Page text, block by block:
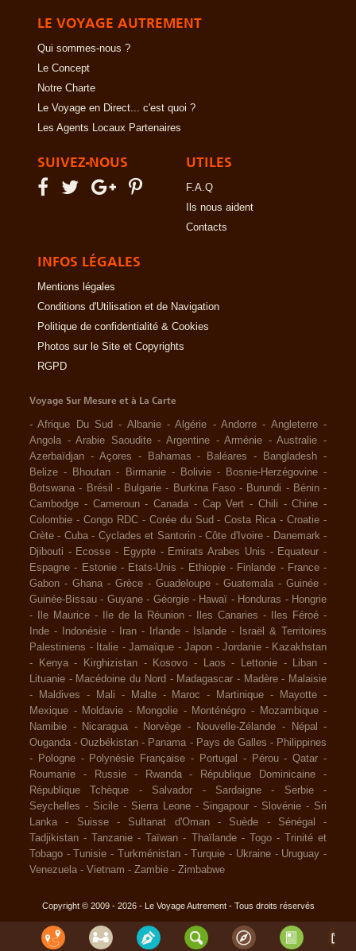
LE VOYAGE AUTREMENT
Qui sommes-nous ?
Le Concept
Notre Charte
Le Voyage en Direct... c'est quoi ?
Les Agents Locaux Partenaires
SUIVEZ-NOUS UTILES
F.A.Q
Ils nous aident
Contacts
INFOS LÉGALES
Mentions légales
Conditions d'Utilisation et de Navigation
Politique de confidentialité & Cookies
Photos sur le Site et Copyrights
RGPD
Voyage Sur Mesure et à La Carte
-Afrique Du Sud - Albanie -Algérie -Andorre - Angleterre -
Angola -Arabie Saoudite -Argentine -Arménie -Australie -
Azerbaïdjan - Açores - Bahamas - Baléares - Bangladesh -
Belize - Bhoutan - Birmanie - Bolivie - Bosnie-Herzégovine -
Botswana - Brésil - Bulgarie - Burkina Faso - Burundi - Bénin -
Cambodge - Cameroun - Canada - Cap Vert - Chili -Chine -
Colombie - Congo RDC - Corée du Sud -Costa Rica -Croatie -
Crète - Cuba - Cyclades et Santorin -Côte d'Ivoire - Danemark -
Djibouti - Ecosse - Egypte - Emirats Arabes Unis - Equateur -
Espagne - Estonie - Etats-Unis - Ethiopie - Finlande - France -
Gabon - Ghana - Grèce - Guadeloupe - Guatemala - Guinée -
Guinée-Bissau - Guyane - Géorgie - Hawaï - Honduras - Hongrie
-
Ile Maurice - Ile de la Réunion - Iles Canaries - Iles Féroé -
Inde - Indonésie - Iran - Irlande - Islande -
Israël & Territoires
Palestiniens - Italie - Jamaïque - Japon - Jordanie - Kazakhstan
-
Kenya - Kirghizistan - Kosovo - Laos - Lettonie - Liban -
Lituanie - Macédoine du Nord - Madagascar - Madère - Malaisie
-
Maldives - Mali - Malte - Maroc - Martinique - Mayotte -
Mexique - Moldavie - Mongolie - Monténégro - Mozambique -
Namibie - Nicaragua - Norvège - Nouvelle-Zélande - Népal
-
Ouganda -Ouzbékistan - Panama - Pays de Galles - Philippines
-
Pologne - Polynésie Française - Portugal - Pérou -Qatar -
Roumanie
- Russie - Rwanda - République Dominicaine
-
République Tchèque
- Salvador - Sardaigne - Serbie
-
Seychelles - Sicile - Sierra Leone - Singapour - Slovénie - Sri
Lanka
- Suisse - Sultanat d'Oman - Suède - Sénégal
-
Tadjikistan -Tanzanie -Taïwan - Thaïlande - Togo - Trinité et
Tobago -Tunisie - Turkménistan -Turquie - Ukraine - Uruguay -
Venezuela - Vietnam - Zambie - Zimbabwe
Copyright © 2009 - 2026 - Le Voyage Autrement - Tous droits réservés